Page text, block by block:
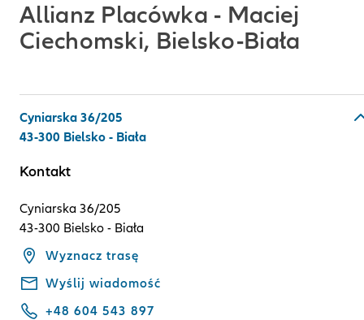
Allianz Placówka - Maciej
Ciechomski, Bielsko-Biała
Cyniarska 36/205
43-300 Bielsko - Biała
Kontakt
Cyniarska 36/205
43-300 Bielsko - Biała
Wyznacz trasę
Wyślij wiadomość
+48 604 543 897